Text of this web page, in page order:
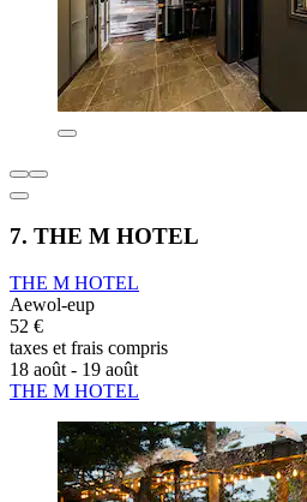
7. THE M HOTEL
THE M HOTEL
Aewol-eup
52 €
taxes et frais compris
18 août - 19 août
THE M HOTEL